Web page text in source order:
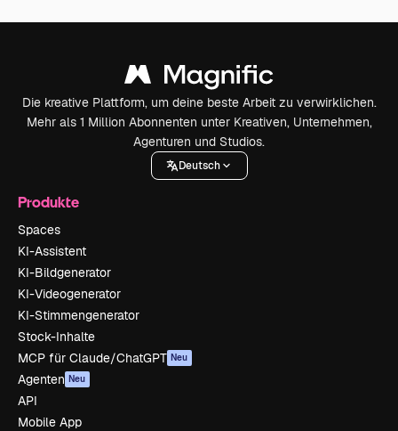
Die kreative Plattform, um deine beste Arbeit zu verwirklichen.
Mehr als 1 Million Abonnenten unter Kreativen, Unternehmen,
Agenturen und Studios.
Deutsch
Produkte
Spaces
KI-Assistent
KI-Bildgenerator
KI-Videogenerator
KI-Stimmengenerator
Stock-Inhalte
MCP für Claude/ChatGPT Neu
Agenten Neu
API
Mobile App